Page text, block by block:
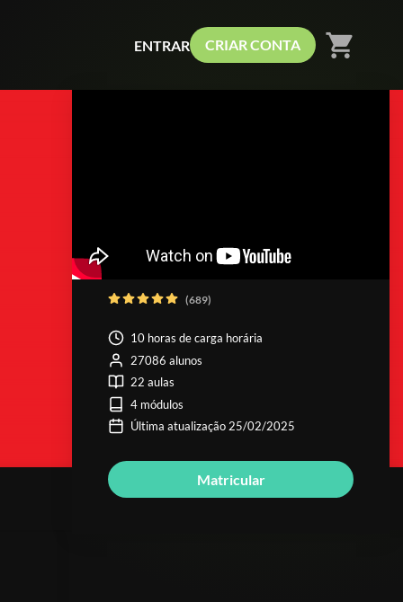
ENTRAR CRIAR CONTA shopping_cart
(689)
10 horas de carga horária
27086 alunos
22 aulas
4 módulos
Última atualização 25/02/2025
Matricular